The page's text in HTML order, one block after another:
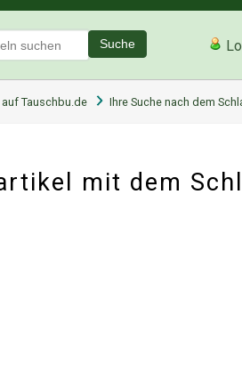
Suche
auf Tauschbu.de Ihre Suche nach dem
mit dem